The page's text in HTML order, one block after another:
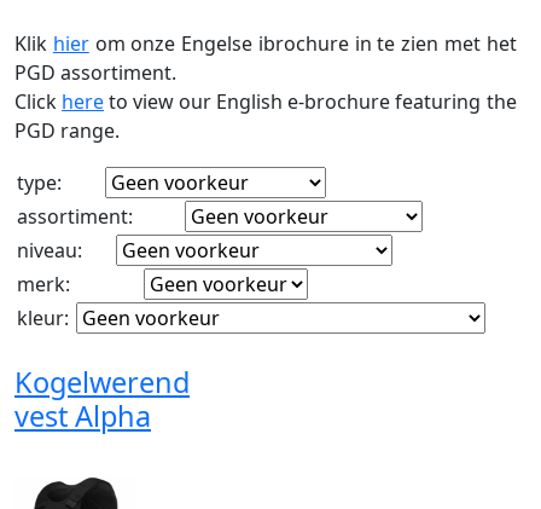
Klik hierom onze Engelse ibrochure in te zien met het
PGD assortiment.
Click hereto view our English e-brochure featuring the
PGD range.
type:
assortiment:
niveau:
merk:
kleur:
Kogelwerend
vest Alpha